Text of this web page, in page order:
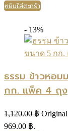
หยิบใส่ตะกร้า
- 13%
ธรรม ข้าวหอ
กก. แพ็ค 4 ถุง
1,120.00฿
969.00 ฿.